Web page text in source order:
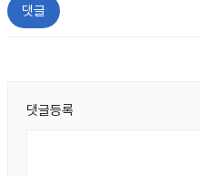
댓글
댓글등록